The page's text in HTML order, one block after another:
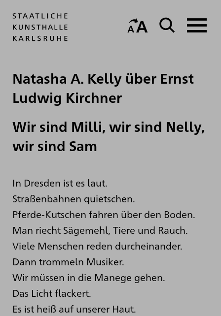
Natasha A. Kelly über Ernst
Ludwig Kirchner
Wir sind Milli, wir sind Nelly,
wir sind Sam
In Dresden ist es laut.
Straßenbahnen quietschen.
Pferde-Kutschen fahren über den Boden.
Man riecht Sägemehl, Tiere und Rauch.
Viele Menschen reden durcheinander.
Dann trommeln Musiker.
Wir müssen in die Manege gehen.
Das Licht flackert.
Es ist heiß auf unserer Haut.